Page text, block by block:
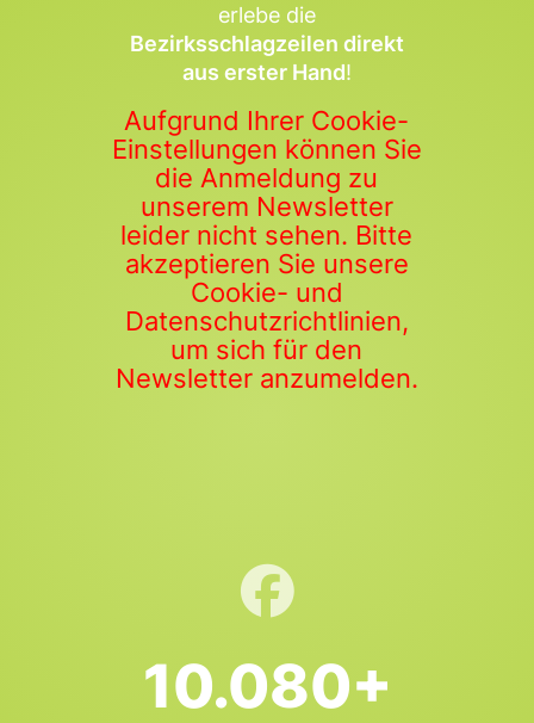
erlebe die
Bezirksschlagzeilen direkt
aus erster Hand!
Aufgrund Ihrer Cookie-
Einstellungen können Sie
die Anmeldung zu
unserem Newsletter
leider nicht sehen. Bitte
akzeptieren Sie unsere
Cookie- und
Datenschutzrichtlinien,
um sich für den
Newsletter anzumelden.
10.080+